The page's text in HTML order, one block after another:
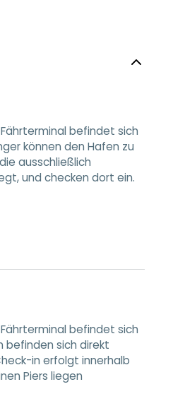
befindet sich
können den Hafen zu
ausschließlich
und checken dort ein.
befindet sich
befinden sich direkt
in erfolgt innerhalb
Piers liegen